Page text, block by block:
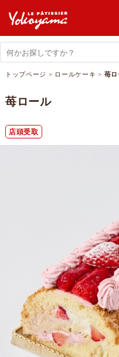
トップページ > ロールケーキ > 苺
苺ロール
店頭受取